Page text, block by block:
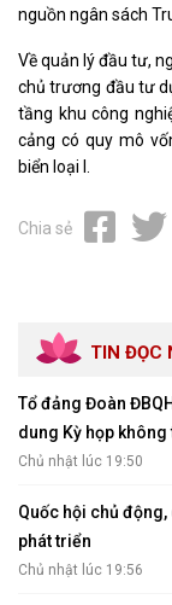
nguồn ngân sách
Về quản lý đầu tư,
chủ trương đầu tư
tầng khu công
cảng có quy mô
biển loại I.
Chia sẻ
TIN ĐỌC
Tổ đảng Đoàn
dung Kỳ họp không
Chủ nhật lúc 19:50
Quốc hội chủ
phát triển
Chủ nhật lúc 19:56